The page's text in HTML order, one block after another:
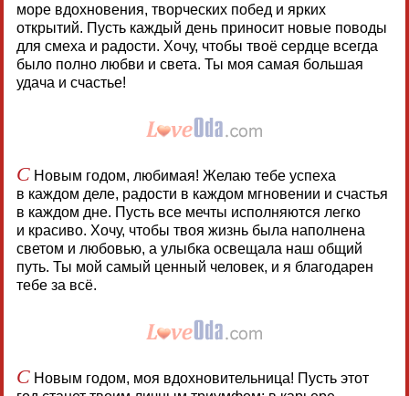
море вдохновения, творческих побед и ярких
открытий. Пусть каждый день приносит новые поводы
для смеха и радости. Хочу, чтобы твоё сердце всегда
было полно любви и света. Ты моя самая большая
удача и счастье!
СНовым годом, любимая! Желаю тебе успеха
в каждом деле, радости в каждом мгновении и счастья
в каждом дне. Пусть все мечты исполняются легко
и красиво. Хочу, чтобы твоя жизнь была наполнена
светом и любовью, а улыбка освещала наш общий
путь. Ты мой самый ценный человек, и я благодарен
тебе за всё.
СНовым годом, моя вдохновительница! Пусть этот